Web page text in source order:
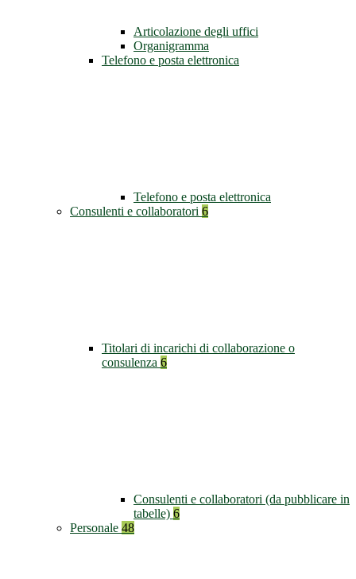
Articolazione degli uffici
Organigramma
Telefono e posta elettronica
Telefono e posta elettronica
Consulenti e collaboratori 6
Titolari di incarichi di collaborazione o
consulenza 6
Consulenti e collaboratori (da pubblicare in
tabelle) 6
Personale 48